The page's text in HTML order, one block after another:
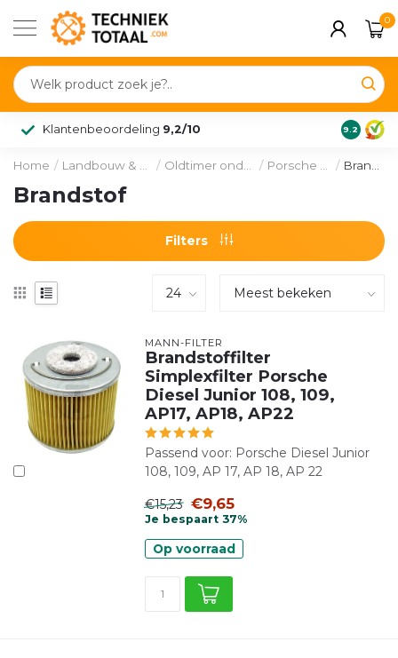
0
Klantenbeoordeling 9,2/10 9.2
Home / / / /
Brandstof
Filters
MANN-FILTER
Brandstoffilter
Simplexfilter Porsche
Diesel Junior 108, 109,
AP17, AP18, AP22
Passend voor: Porsche Diesel Junior
108, 109, AP 17, AP 18, AP 22
€15,23 €9,65
Je bespaart 37%
Op voorraad